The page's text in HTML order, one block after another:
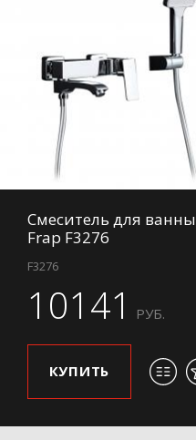
Смеситель для ванны
Frap F3276
F3276
10141 РУБ.
КУПИТЬ